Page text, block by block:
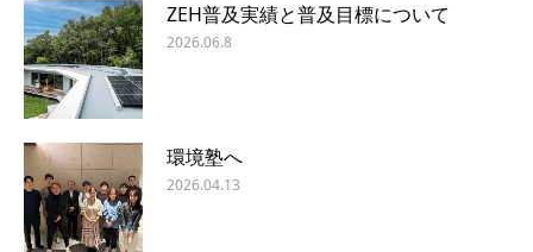
ZEH普及実績と普及目標について
2026.06.8
環境塾へ
2026.04.13